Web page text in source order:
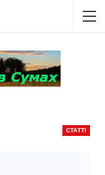
СТАТТІ